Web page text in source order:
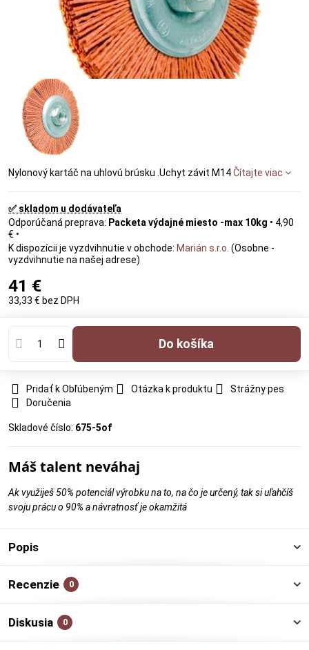
Nylonový kartáč na uhlovú brúsku .Uchyt závit M14Čítajte viac
✅ skladom u dodávateľa
Packeta výdajné miesto -max 10kg • 4,90
€ •
Marián s.r.o. (Osobne -
vyzdvihnutie na našej adrese)
41 €
33,33 € bez DPH
Do košíka
Pridať k Obľúbeným Otázka k produktu
Strážny pes
Doručenia
Skladové číslo: 675-5of
Máš talent neváhaj
Ak využiješ 50% potenciál výrobku na to, na čo je určený, tak si uľahčíš
svoju prácu o 90% a návratnosť je okamžitá
Popis
Recenzie 0
Diskusia 0